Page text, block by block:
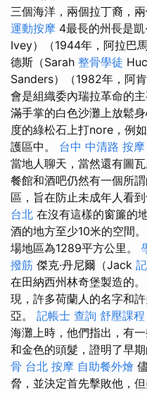
三個海洋，兩個拉丁裔，
運動按摩 4最長的州長是凱
Ivey）（1944年，阿拉巴
德斯（Sarah 整骨學徒
Sanders）（1982年，阿
會是組織委內瑞拉革命的
滿手掌的白色沙灘上放鬆
度的綠松石上打nore，例
護區中。 台中 中清路 按摩
當地人聊天，當然還有圖瓦
餐館和酒吧仍然有一個所
區，旨在防止未成年人看
台北 在沒有這樣的窗簾的
酒的地方至少10米的空間。
場地區為1289平方公里。
撥筋 傑克·丹尼爾（Jack
在田納西州林奇堡製造的
現，許多荷蘭人的名字和
亞。 記帳士 查詢 舒壓課程
海灘上時，他們指出，有
和金色的頭髮，證明了早期
骨 台北 按摩 自助餐外燴
脅，並決定首先擊敗他，